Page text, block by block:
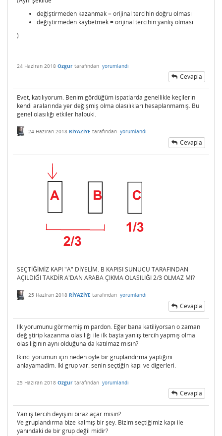
değiştirmeden kazanmak = orijinal tercihin doğru olması
değiştirmeden kaybetmek = orijinal tercihin yanlış olması
)
24 Haziran 2018 Ozgur tarafından yorumlandı
Cevapla
Evet, katılıyorum. Benim gördüğüm ispatlarda genellikle keçilerin
kendi aralarında yer değişmiş olma olasılıkları hesaplanmamış. Bu
genel olasılığı etkiler halbuki.
24 Haziran 2018 RİYAZİYE tarafından yorumlandı
Cevapla
SEÇTİĞİMİZ KAPI "A" DİYELİM. B KAPISI SUNUCU TARAFINDAN
AÇILDIĞI TAKDİR A'DAN ARABA ÇIKMA OLASILIĞI 2/3 OLMAZ MI?
25 Haziran 2018 RİYAZİYE tarafından yorumlandı
Cevapla
Ilk yorumunu görmemişim pardon. Eğer bana katiliyorsan o zaman
değiştirip kazanma olasılığı ile ilk başta yanlış tercih yapmış olma
olasılığının aynı olduğuna da katılmaz mısın?
Ikinci yorumun için neden öyle bir gruplandırma yaptığını
anlayamadim. Iki grup var: senin seçtiğin kapı ve digerleri.
25 Haziran 2018 Ozgur tarafından yorumlandı
Cevapla
Yanlış tercih deyişini biraz açar mısın?
Ve gruplandırma bize kalmış bir şey. Bizim seçtiğimiz kapı ile
yanındaki de bir grup değil midir?